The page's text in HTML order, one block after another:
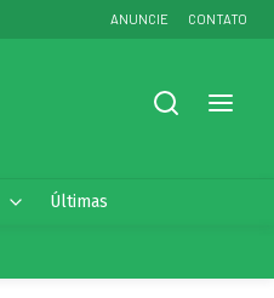
ANUNCIE CONTATO
Últimas